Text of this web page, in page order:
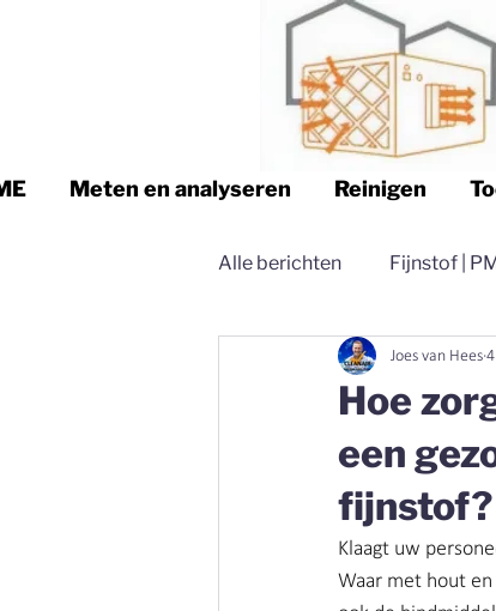
Meten en analyseren Reinigen
Alle berichten Fijnstof |
Logistiek | Clean air
Magazijn | Clean air
Vieze producten | Clean
Hoe
een
fijnstof?
Joes van Hees
Klaagt uw
Waar met hout